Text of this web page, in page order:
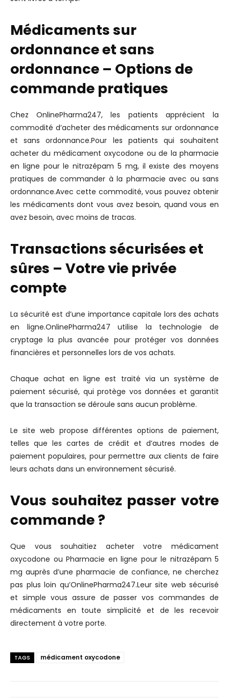
Médicaments sur
ordonnance et sans
ordonnance – Options de
commande pratiques
Chez OnlinePharma247, les patients apprécient la
commodité d’acheter des médicaments sur ordonnance
et sans ordonnance.Pour les patients qui souhaitent
acheter du médicament oxycodone ou de la pharmacie
en ligne pour le nitrazépam 5 mg, il existe des moyens
pratiques de commander à la pharmacie avec ou sans
ordonnance.Avec cette commodité, vous pouvez obtenir
les médicaments dont vous avez besoin, quand vous en
avez besoin, avec moins de tracas.
Transactions sécurisées et
sûres – Votre vie privée
compte
La sécurité est d’une importance capitale lors des achats
en ligne.OnlinePharma247 utilise la technologie de
cryptage la plus avancée pour protéger vos données
financières et personnelles lors de vos achats.
Chaque achat en ligne est traité via un système de
paiement sécurisé, qui protège vos données et garantit
que la transaction se déroule sans aucun problème.
Le site web propose différentes options de paiement,
telles que les cartes de crédit et d’autres modes de
paiement populaires, pour permettre aux clients de faire
leurs achats dans un environnement sécurisé.
Vous souhaitez passer votre
commande ?
Que vous souhaitiez acheter votre médicament
oxycodone ou Pharmacie en ligne pour le nitrazépam 5
mg auprès d’une pharmacie de confiance, ne cherchez
pas plus loin qu’OnlinePharma247.Leur site web sécurisé
et simple vous assure de passer vos commandes de
médicaments en toute simplicité et de les recevoir
directement à votre porte.
TAGS médicament oxycodone